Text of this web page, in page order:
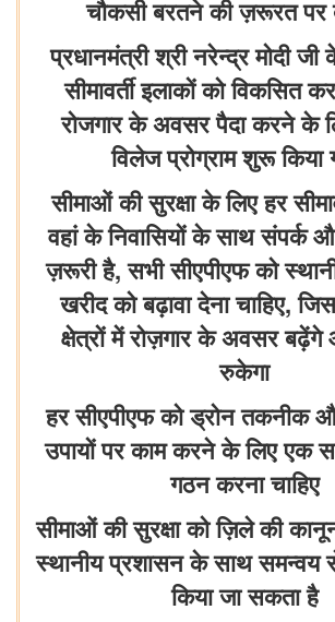
चौकसी बरतने की ज़रूरत पर
प्रधानमंत्री श्री नरेन्द्र मोदी जी
सीमावर्ती इलाकों को विकसित
रोजगार के अवसर पैदा करने के
विलेज प्रोग्राम शुरू किया
सीमाओं की सुरक्षा के लिए हर
वहां के निवासियों के साथ संपर्क
ज़रूरी है, सभी सीएपीएफ को
खरीद को बढ़ावा देना चाहिए,
क्षेत्रों में रोज़गार के अवसर
रुकेगा
हर सीएपीएफ को ड्रोन तकनीक
उपायों पर काम करने के लिए एक
गठन करना चाहिए
सीमाओं की सुरक्षा को ज़िले की
स्थानीय प्रशासन के साथ समन्वय
किया जा सकता है